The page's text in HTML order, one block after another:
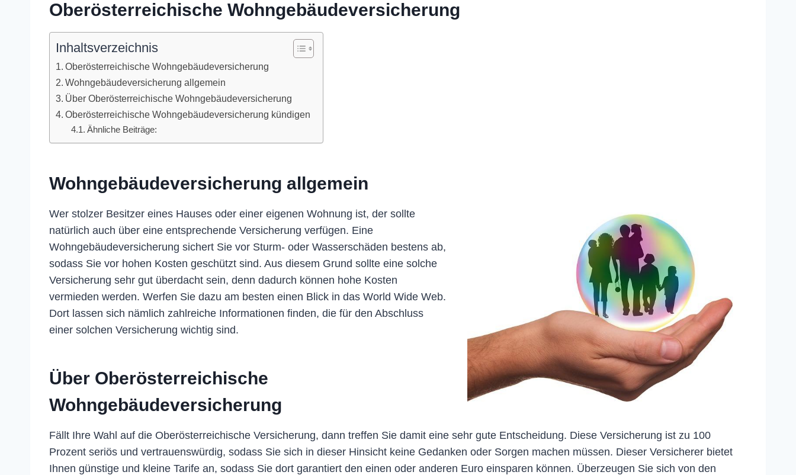
Oberösterreichische Wohngebäudeversicherung
Inhaltsverzeichnis
Oberösterreichische Wohngebäudeversicherung
Wohngebäudeversicherung allgemein
Über Oberösterreichische Wohngebäudeversicherung
Oberösterreichische Wohngebäudeversicherung kündigen
Ähnliche Beiträge:
Wohngebäudeversicherung allgemein
Wer stolzer Besitzer eines Hauses oder einer eigenen Wohnung ist, der sollte
natürlich auch über eine entsprechende Versicherung verfügen. Eine
Wohngebäudeversicherung sichert Sie vor Sturm- oder Wasserschäden bestens ab,
sodass Sie vor hohen Kosten geschützt sind. Aus diesem Grund sollte eine solche
Versicherung sehr gut überdacht sein, denn dadurch können hohe Kosten
vermieden werden. Werfen Sie dazu am besten einen Blick in das World Wide Web.
Dort lassen sich nämlich zahlreiche Informationen finden, die für den Abschluss
einer solchen Versicherung wichtig sind.
Über Oberösterreichische
Wohngebäudeversicherung
Fällt Ihre Wahl auf die Oberösterreichische Versicherung, dann treffen Sie damit eine sehr gute Entscheidung. Diese Versicherung ist zu 100
Prozent seriös und vertrauenswürdig, sodass Sie sich in dieser Hinsicht keine Gedanken oder Sorgen machen müssen. Dieser Versicherer bietet
Ihnen günstige und kleine Tarife an, sodass Sie dort garantiert den einen oder anderen Euro einsparen können. Überzeugen Sie sich von den